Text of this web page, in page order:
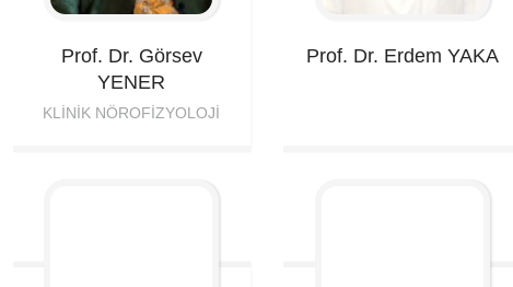
Prof. Dr. Görsev
YENER
KLINIK NÖROFIZYOLOJI
Prof. Dr. Erdem YAKA